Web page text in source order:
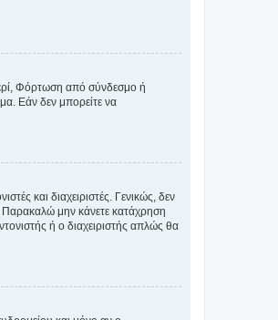
Φόρτωση από σύνδεσμο ή
Εάν δεν μπορείτε να
και διαχειριστές. Γενικώς, δεν
Παρακαλώ μην κάνετε κατάχρηση
ή ο διαχειριστής απλώς θα